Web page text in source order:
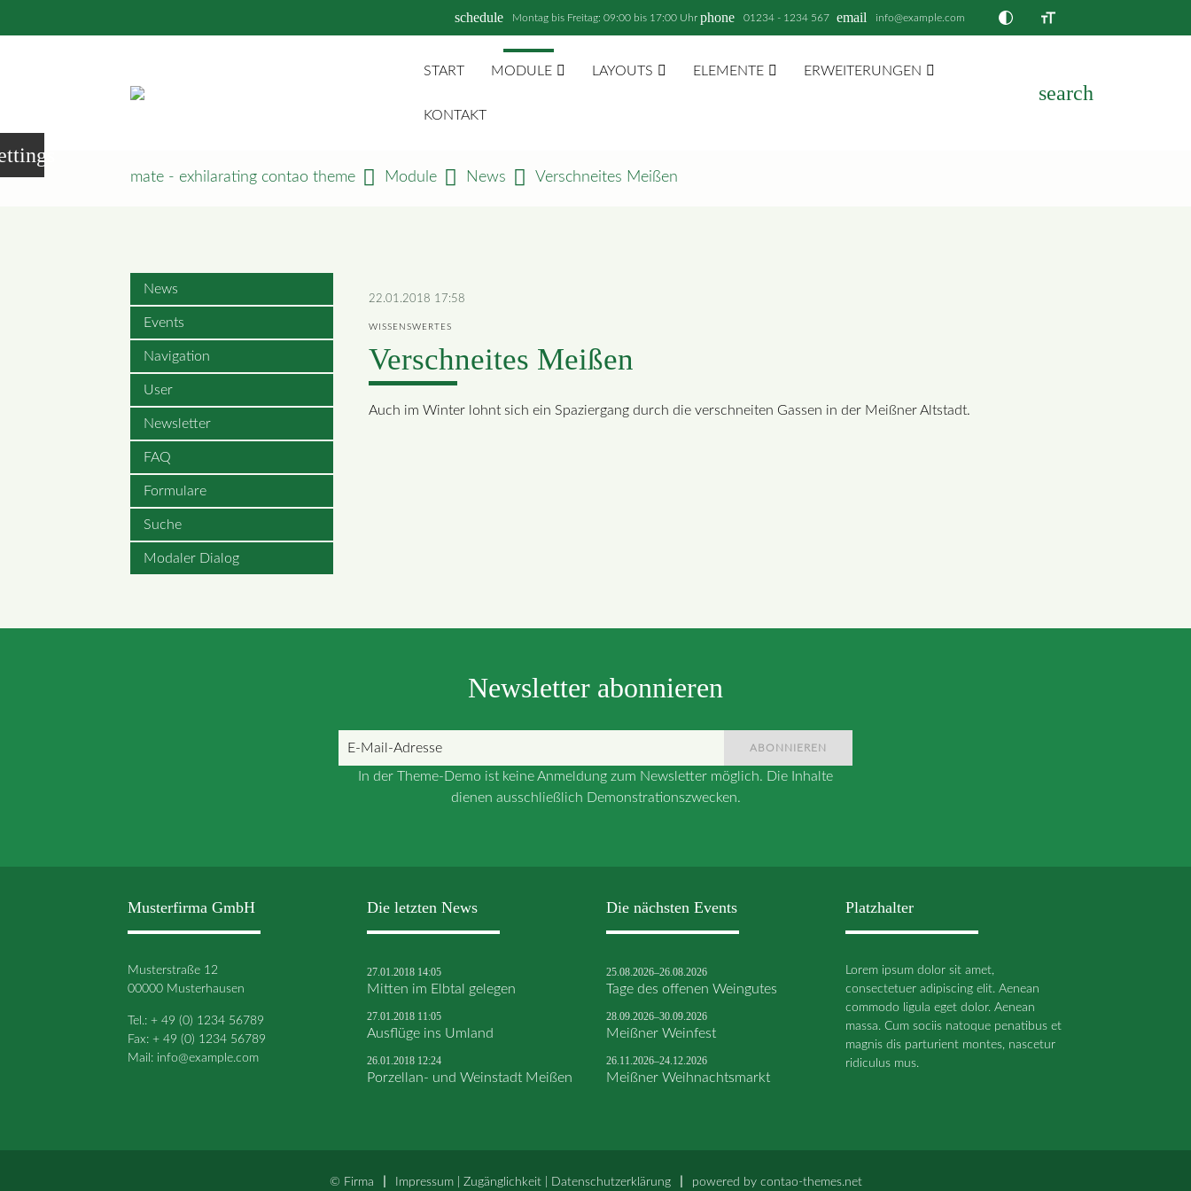
schedule Montag bis Freitag: 09:00 bis 17:00 Uhr phone 01234 - 1234 567 email info@example.com
START MODULE LAYOUTS ELEMENTE ERWEITERUNGEN
KONTAKT
search
mate - exhilarating contao theme Module News Verschneites Meißen
22.01.2018 17:58
WISSENSWERTES
Verschneites Meißen
Auch im Winter lohnt sich ein Spaziergang durch die verschneiten Gassen in der Meißner Altstadt.
News
Events
Navigation
User
Newsletter
FAQ
Formulare
Suche
Modaler Dialog
Newsletter abonnieren
E-
Mail-
ABONNIEREN
In der Theme-Demo ist keine Anmeldung zum Newsletter möglich. Die Inhalte
dienen ausschließlich Demonstrationszwecken.
Musterfirma GmbH
Musterstraße 12
00000 Musterhausen
Tel.: + 49 (0) 1234 56789
Fax: + 49 (0) 1234 56789
Mail: info@example.com
Die letzten News
27.01.2018 14:05
Mitten im Elbtal gelegen
27.01.2018 11:05
Ausflüge ins Umland
26.01.2018 12:24
Porzellan- und Weinstadt Meißen
Die nächsten Events
25.08.2026–26.08.2026
Tage des offenen Weingutes
28.09.2026–30.09.2026
Meißner Weinfest
26.11.2026–24.12.2026
Meißner Weihnachtsmarkt
Platzhalter
Lorem ipsum dolor sit amet,
consectetuer adipiscing elit. Aenean
commodo ligula eget dolor. Aenean
massa. Cum sociis natoque penatibus et
magnis dis parturient montes, nascetur
ridiculus mus.
© Firma Impressum| Zugänglichkeit| Datenschutz­erklärung powered by contao-themes.net